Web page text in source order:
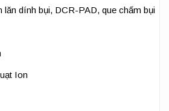
lăn dính bụi, DCR-PAD, que chấm bụi
Ion